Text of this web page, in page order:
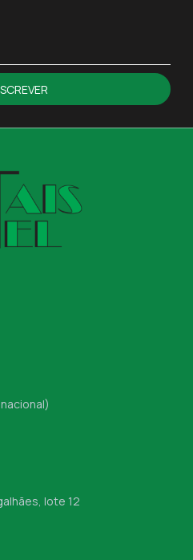
lote 12